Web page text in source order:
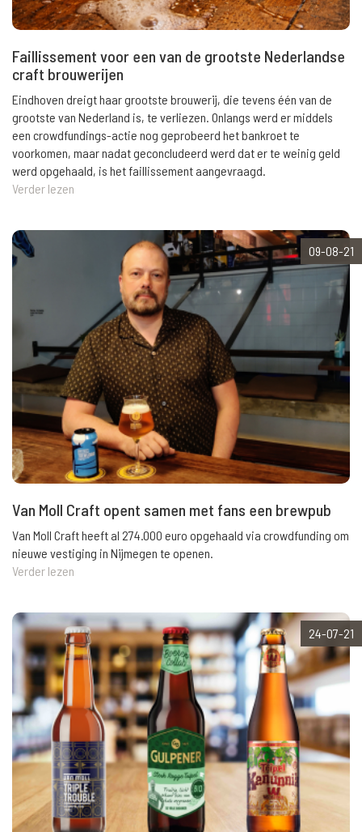
Faillissement voor een van de grootste Nederlandse
craft brouwerijen
Eindhoven dreigt haar grootste brouwerij, die tevens één van de
grootste van Nederland is, te verliezen. Onlangs werd er middels
een crowdfundings-actie nog geprobeerd het bankroet te
voorkomen, maar nadat geconcludeerd werd dat er te weinig geld
werd opgehaald, is het faillissement aangevraagd.
Verder lezen
09-08-21
Van Moll Craft opent samen met fans een brewpub
Van Moll Craft heeft al 274.000 euro opgehaald via crowdfunding om
nieuwe vestiging in Nijmegen te openen.
Verder lezen
24-07-21